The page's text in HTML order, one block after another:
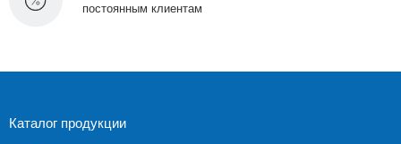
постоянным клиентам
Каталог продукции